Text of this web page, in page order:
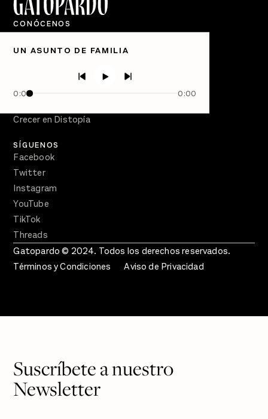
UN ASUNTO DE FAMILIA
0:00 0:00
CONÓCENOS
Quiénes Somos
Directorio
Semanario Gatopardo
Crecer en Distopía
SÍGUENOS
Facebook
Twitter
Instagram
YouTube
TikTok
Threads
Gatopardo © 2024. Todos los derechos reservados.
Términos y Condiciones
Aviso de Privacidad
Suscríbete a nuestro
Newsletter